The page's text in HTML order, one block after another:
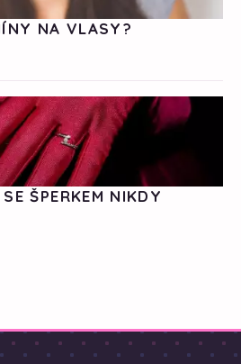
NA VLASY?
ŠPERKEM NIKDY